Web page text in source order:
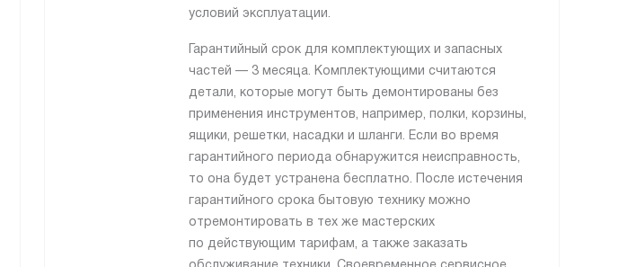
условий эксплуатации.
Гарантийный срок для комплектующих и запасных
частей — 3 месяца. Комплектующими считаются
детали, которые могут быть демонтированы без
применения инструментов, например, полки, корзины,
ящики, решетки, насадки и шланги. Если во время
гарантийного периода обнаружится неисправность,
то она будет устранена бесплатно. После истечения
гарантийного срока бытовую технику можно
отремонтировать в тех же мастерских
по действующим тарифам, а также заказать